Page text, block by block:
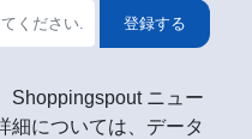
登録する
Shoppingspout ニュー
細については、データ